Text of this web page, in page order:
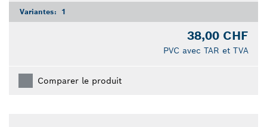
Variantes: 1
38,00 CHF
PVC avec TAR et TVA
Comparer le produit